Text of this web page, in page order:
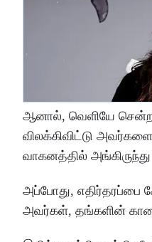
ஆனால், வெளியே சென்ற
விலக்கிவிட்டு
வாகனத்தில்
அப்போது, எதிர்தரப்பை
அவர்கள், தங்களின்